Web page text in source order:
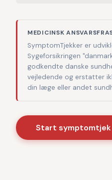
MEDICINSK
SymptomTjekker er
Sygeforsikringen
godkendte danske
vejledende og erstatter
din læge eller andet
Start